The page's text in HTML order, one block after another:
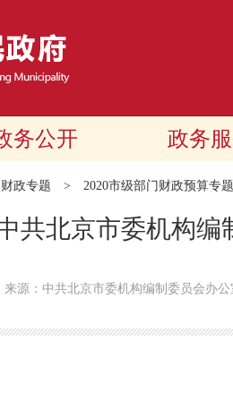
务公开 政务
财政专题 > 2020市级部门财政预算专题
共北京市委机构编
来源：中共北京市委机构编制委员会办公